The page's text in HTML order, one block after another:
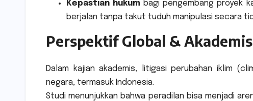
Kepastian hukum bagi pengembang proyek
berjalan tanpa takut tuduh manipulasi secara
Perspektif Global & Akademis
Dalam kajian akademis, litigasi perubahan iklim
negara, termasuk Indonesia.
Studi menunjukkan bahwa peradilan bisa menjadi